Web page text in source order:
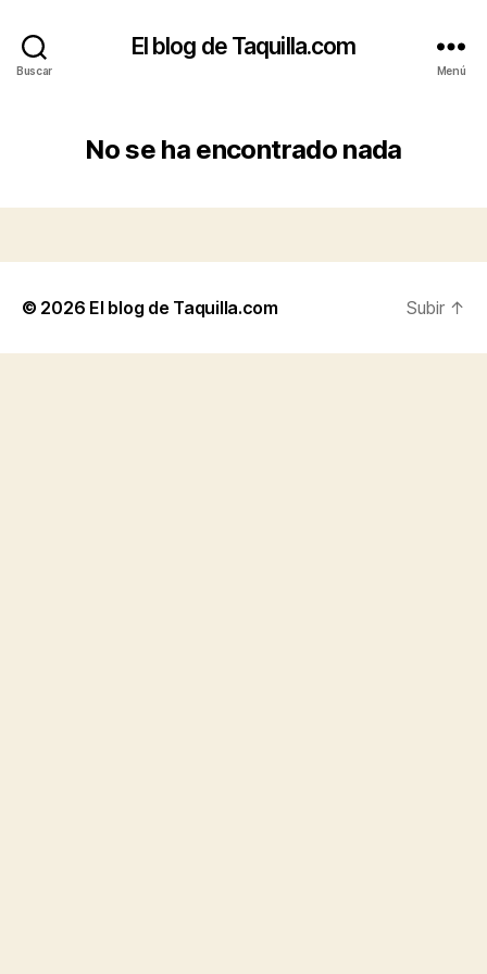
Buscar
El blog de Taquilla.com
Menú
No se ha encontrado nada
© 2026 El blog de Taquilla.com Subir ↑